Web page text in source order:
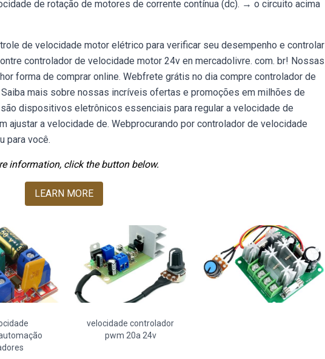
de rotação de motores de corrente contínua (dc). → o circuito acima
de velocidade motor elétrico para verificar seu desempenho e controlar
controlador de velocidade motor 24v en mercadolivre. com. br! Nossas
forma de comprar online. Webfrete grátis no dia compre controlador de
mais sobre nossas incríveis ofertas e promoções em milhões de
dispositivos eletrônicos essenciais para regular a velocidade de
ajustar a velocidade de. Webprocurando por controlador de velocidade
para você.
information, click the button below.
LEARN MORE
velocidade controlador
pwm 20a 24v